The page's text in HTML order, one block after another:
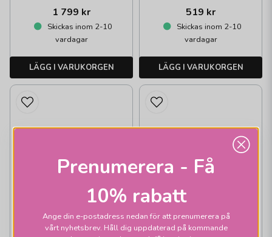
1 799 kr
Skickas inom 2-10
vardagar
LÄGG I VARUKORGEN
519 kr
Skickas inom 2-10
vardagar
LÄGG I VARUKORGEN
Prenumerera - Få
10% rabatt
Ange din e-postadress nedan för att prenumerera på
vårt nyhetsbrev. Håll dig uppdaterad på kommande